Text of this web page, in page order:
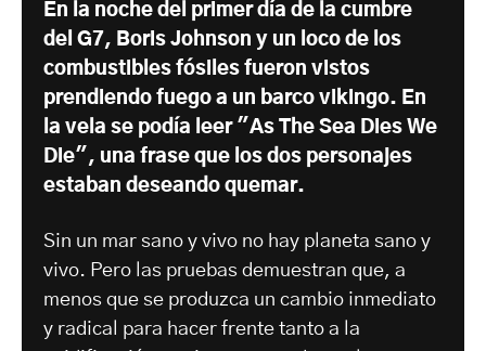
En la noche del primer día de la cumbre
del G7, Boris Johnson y un loco de los
combustibles fósiles fueron vistos
prendiendo fuego a un barco vikingo. En
la vela se podía leer "As The Sea Dies We
Die", una frase que los dos personajes
estaban deseando quemar.
Sin un mar sano y vivo no hay planeta sano y
vivo. Pero las pruebas demuestran que, a
menos que se produzca un cambio inmediato
y radical para hacer frente tanto a la